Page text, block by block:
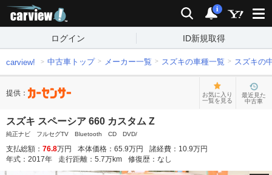
検索 通知
i
ログイン ID新規取得
carview! 中古車トップ メーカー一覧 スズキの車種一覧 スズキの
提供：
お気に入り
一覧を見る
最近見た
中古車
スズキ スペーシア 660 カスタム Z
純正ナビ フルセグTV Bluetooth CD DVD/
支払総額： 76.8万円 本体価格： 65.9万円 諸経費： 10.9万円
年式： 2017年 走行距離： 5.7万km 修復歴： なし